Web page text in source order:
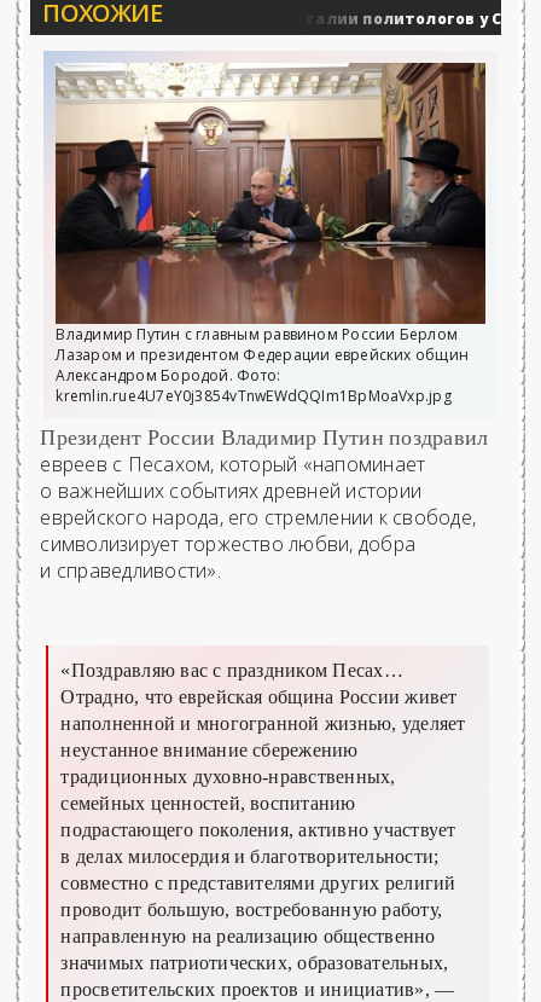
ПОХОЖИЕ
Военные действия Вечерние баталии политологов у
Владимир Путин с главным раввином России Берлом
Лазаром и президентом Федерации еврейских общин
Александром Бородой. Фото:
kremlin.rue4U7eY0j3854vTnwEWdQQIm1BpMoaVxp.jpg
Президент России Владимир Путин поздравил
евреев с Песахом, который «напоминает
о важнейших событиях древней истории
еврейского народа, его стремлении к свободе,
символизирует торжество любви, добра
и справедливости».
«Поздравляю вас с праздником Песах…
Отрадно, что еврейская община России живет
наполненной и многогранной жизнью, уделяет
неустанное внимание сбережению
традиционных духовно-нравственных,
семейных ценностей, воспитанию
подрастающего поколения, активно участвует
в делах милосердия и благотворительности;
совместно с представителями других религий
проводит большую, востребованную работу,
направленную на реализацию общественно
значимых патриотических, образовательных,
просветительских проектов и инициатив», —